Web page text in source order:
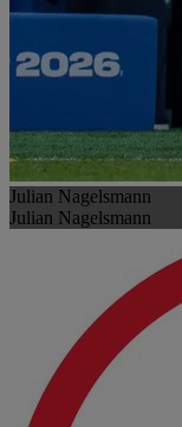
Julian Nagelsmann
Julian Nagelsmann